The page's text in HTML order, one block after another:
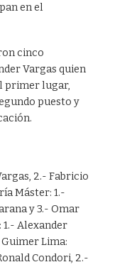
en el
cinco
Vargas quien
primer lugar,
puesto y
2.- Fabricio
Máster: 1.-
y 3.- Omar
Alexander
Lima:
Condori, 2.-